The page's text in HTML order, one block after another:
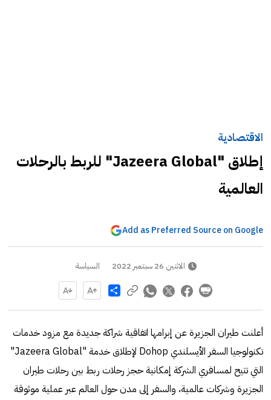
الاقتصادية
إطلاق "Jazeera Global" للربط بالرحلات
العالمية
Add as Preferred Source on Google
الاثنين 26 سبتمبر 2022 السياسة
Share
أعلنت طيران الجزيرة عن إبرامها اتفاقية شراكة جديدة مع مزود خدمات
تكنولوجيا السفر الأيسلندي Dohop لإطلاق خدمة "Jazeera Global"
التي تتيح لمسافري الشركة إمكانية حجز رحلات ربط بين رحلات طيران
الجزيرة وشركات عالمية، والسفر إلى مدن حول العالم عبر عملية موثوقة